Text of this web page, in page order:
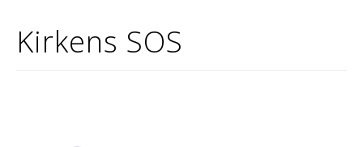
KONFIRMASJON
Kirkens SOS